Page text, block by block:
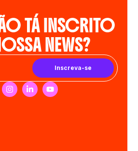
TÁ INSCRITO
NEWS?
Inscreva-se